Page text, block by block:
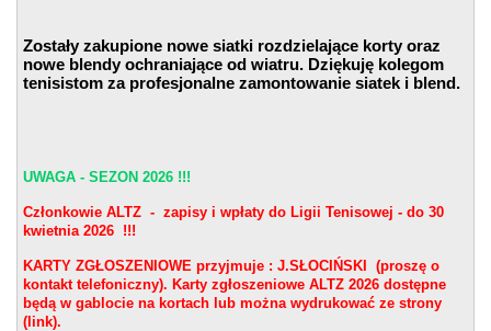
Zostały zakupione nowe siatki rozdzielające korty oraz
nowe blendy ochraniające od wiatru. Dziękuję kolegom
tenisistom za profesjonalne zamontowanie siatek i blend.
UWAGA - SEZON 2026 !!!
Członkowie ALTZ - zapisy i wpłaty do Ligii Tenisowej - do 30
kwietnia 2026 !!!
KARTY ZGŁOSZENIOWE przyjmuje : J.SŁOCIŃSKI (proszę o
kontakt telefoniczny). Karty zgłoszeniowe ALTZ 2026 dostępne
będą w gablocie na kortach lub można wydrukować ze strony
(link).